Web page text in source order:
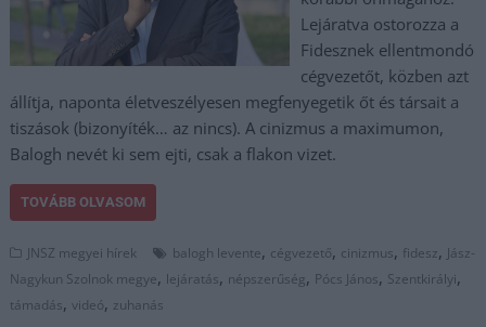
Lejáratva ostorozza a
Fidesznek ellentmondó
cégvezetőt, közben azt
állítja, naponta életveszélyesen megfenyegetik őt és társait a
tiszások (bizonyíték… az nincs). A cinizmus a maximumon,
Balogh nevét ki sem ejti, csak a flakon vizet.
TOVÁBB OLVASOM
JNSZ megyei hírek balogh levente, cégvezető, cinizmus, fidesz, Jász-
Nagykun Szolnok megye, lejáratás, népszerűség, Pócs János, Szentkirályi,
támadás,videó, zuhanás